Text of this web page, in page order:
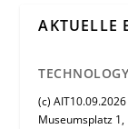
AKTUELLE
(c)
Museumsplatz 1,